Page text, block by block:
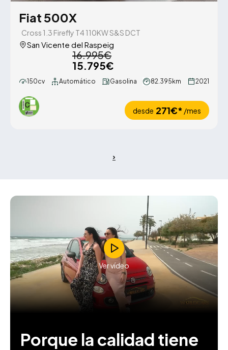
Fiat 500X
Cross 1.3 Firefly T4 110KW S&S DCT
San Vicente del Raspeig
16.995€
15.795€
150cv Automático Gasolina 82.395km 2021
desde 271€* /mes
Ver vídeo
Porque la calidad tiene